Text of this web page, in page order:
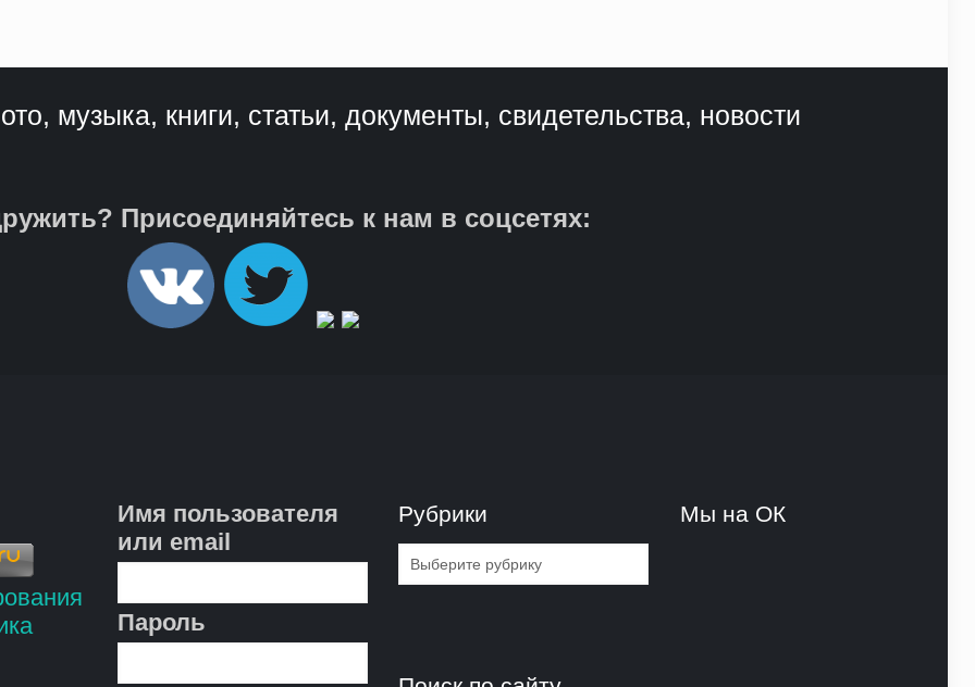
музыка, книги, статьи, документы, свидетельства, новости
Присоединяйтесь к нам в соцсетях:
Имя пользователя
или email
Пароль
Рубрики
Рубрики
Мы на ОК